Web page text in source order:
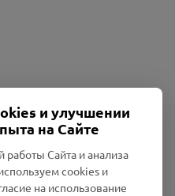
и улучшении
на Сайте
Сайта и анализа
cookies и
на использование